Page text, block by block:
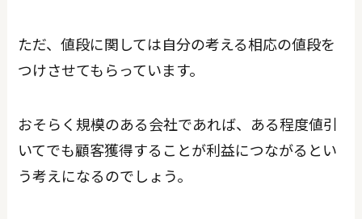
ただ、値段に関しては自分の考える相応の値段を
つけさせてもらっています。
おそらく規模のある会社であれば、ある程度値引
いてでも顧客獲得することが利益につながるとい
う考えになるのでしょう。